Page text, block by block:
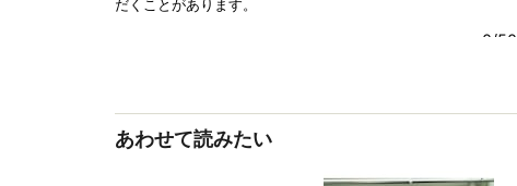
あわせて読みたい